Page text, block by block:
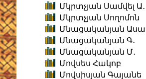
Մկրտչյան Սամվել Ա․
Մկրտչյան Սողոմոն
Մնացականյան
Մնացականյան Գ․
Մնացականյան Մ․
Մովսես Հակոբ
Մովսիսյան Գայանե